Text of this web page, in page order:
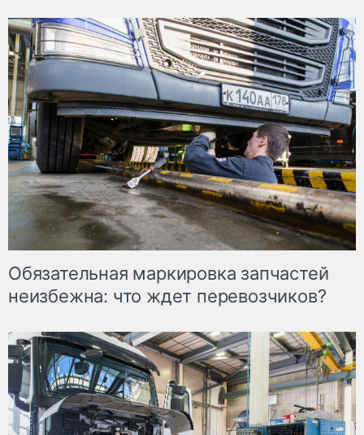
Обязательная маркировка запчастей
неизбежна: что ждет перевозчиков?